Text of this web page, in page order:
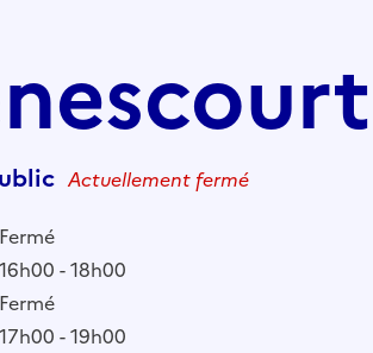
Actuellement fermé
Fermé
16h00 - 18h00
Fermé
17h00 - 19h00